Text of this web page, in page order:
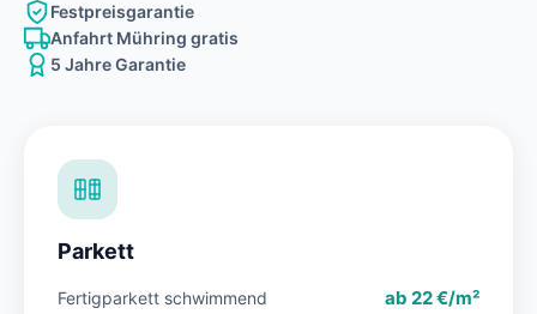
Festpreisgarantie
Anfahrt Mühring gratis
5 Jahre Garantie
Parkett
Fertigparkett schwimmend ab 22 €/m²